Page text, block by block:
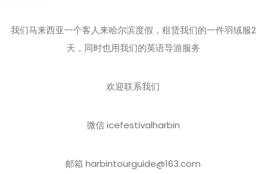
我们马来西亚一个客人来哈尔滨度假，租赁我们的一件羽绒服2
天，同时也用我们的英语导游服务
欢迎联系我们
微信 icefestivalharbin
邮箱 harbintourguide@163.com